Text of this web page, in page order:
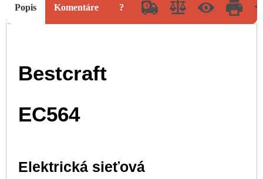
Popis Komentáre ?
Bestcraft
EC564
Elektrická sieťová